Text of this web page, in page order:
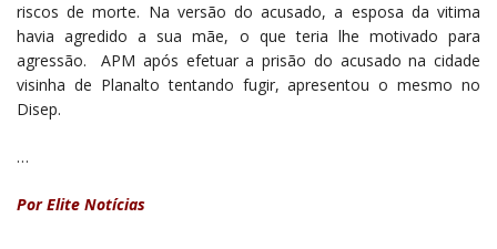
riscos de morte. Na versão do acusado, a esposa da vitima
havia agredido a sua mãe, o que teria lhe motivado para
agressão. APM após efetuar a prisão do acusado na cidade
visinha de Planalto tentando fugir, apresentou o mesmo no
Disep.
…
Por Elite Notícias